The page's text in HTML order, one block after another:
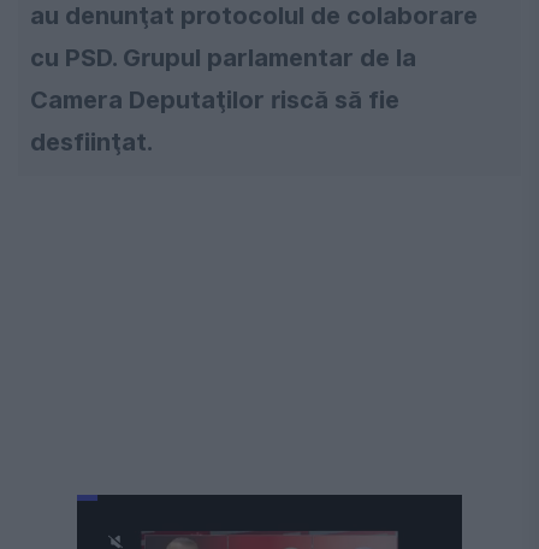
au denunţat protocolul de colaborare
cu PSD. Grupul parlamentar de la
Camera Deputaţilor riscă să fie
desfiinţat.